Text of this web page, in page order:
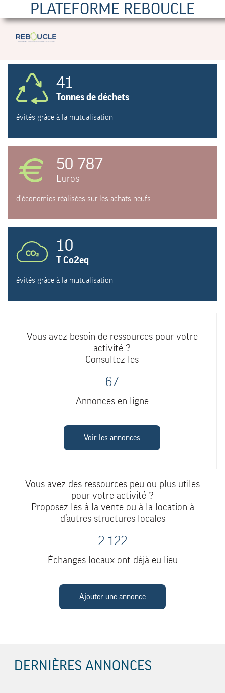
PLATEFORME REBOUCLE
41
Tonnes de déchets
évités grâce à la mutualisation
50 787
Euros
d'économies réalisées sur les achats neufs
10
T Co2eq
évités grâce à la mutualisation
Vous avez besoin de ressources pour votre
activité ?
Consultez les
67
Annonces en ligne
Voir les annonces
Vous avez des ressources peu ou plus utiles
pour votre activité ?
Proposez les à la vente ou à la location à
d’autres structures locales
2 122
Échanges locaux ont déjà eu lieu
Ajouter une annonce
DERNIÈRES ANNONCES